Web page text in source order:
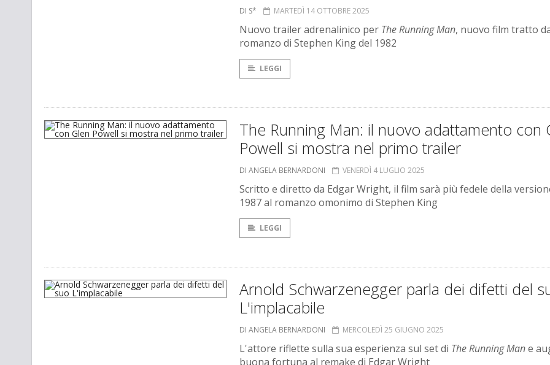
DI S* MARTEDÌ 14 OTTOBRE 2025
Nuovo trailer adrenalinico per The Running Man, nuovo film tratto
romanzo di Stephen King del 1982
LEGGI
The Running Man: il nuovo adattamento con
Powell si mostra nel primo trailer
DI ANGELA BERNARDONI VENERDÌ 4 LUGLIO 2025
Scritto e diretto da Edgar Wright, il film sarà più fedele della
1987 al romanzo omonimo di Stephen King
LEGGI
Arnold Schwarzenegger parla dei difetti del
L'implacabile
DI ANGELA BERNARDONI MERCOLEDÌ 25 GIUGNO 2025
L'attore riflette sulla sua esperienza sul set di The Running Mane
buona fortuna al remake di Edgar Wright